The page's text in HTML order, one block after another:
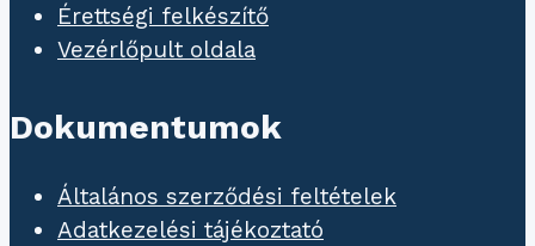
Érettségi felkészítő
Vezérlőpult oldala
Dokumentumok
Általános szerződési feltételek
Adatkezelési tájékoztató